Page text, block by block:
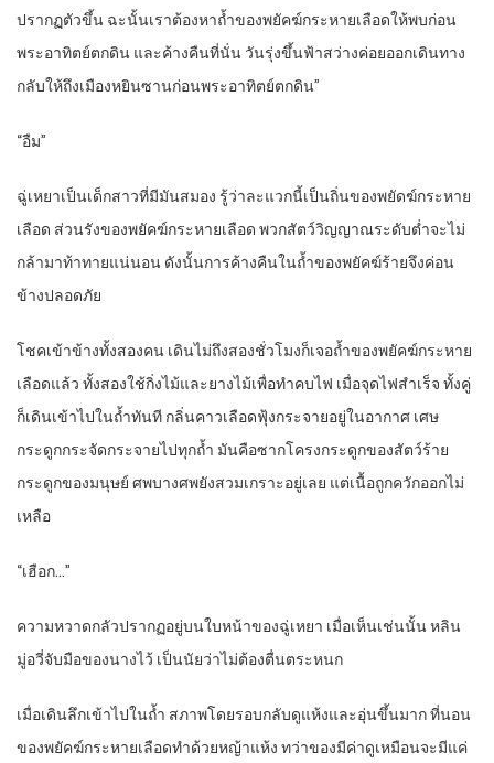
ปรากฏตัวขึ้น ฉะนั้นเราต้องหาถ้ำของพยัคฆ์กระหายเลือดให้พบก่อน
พระอาทิตย์ตกดิน และค้างคืนที่นั่น วันรุ่งขึ้นฟ้าสว่างค่อยออกเดินทาง
กลับให้ถึงเมืองหยินซานก่อนพระอาทิตย์ตกดิน”
“อืม”
ฉู่เหยาเป็นเด็กสาวที่มีมันสมอง รู้ว่าละแวกนี้เป็นถิ่นของพยัดฆ์กระหาย
เลือด ส่วนรังของพยัคฆ์กระหายเลือด พวกสัตว์วิญญาณระดับต่ำจะไม่
กล้ามาท้าทายแน่นอน ดังนั้นการค้างคืนในถ้ำของพยัคฆ์ร้ายจึงค่อน
ข้างปลอดภัย
โชคเข้าข้างทั้งสองคน เดินไม่ถึงสองชั่วโมงก็เจอถ้ำของพยัคฆ์กระหาย
เลือดแล้ว ทั้งสองใช้กิ่งไม้และยางไม้เพื่อทำคบไฟ เมื่อจุดไฟสำเร็จ ทั้งคู่
ก็เดินเข้าไปในถ้ำทันที กลิ่นคาวเลือดฟุ้งกระจายอยู่ในอากาศ เศษ
กระดูกกระจัดกระจายไปทุกถ้ำ มันคือซากโครงกระดูกของสัตว์ร้าย
กระดูกของมนุษย์ ศพบางศพยังสวมเกราะอยู่เลย แต่เนื้อถูกควักออกไม่
เหลือ
“เฮือก…”
ความหวาดกลัวปรากฏอยู่บนใบหน้าของฉู่เหยา เมื่อเห็นเช่นนั้น หลิน
มู่อวี่จับมือของนางไว้ เป็นนัยว่าไม่ต้องตื่นตระหนก
เมื่อเดินลึกเข้าไปในถ้ำ สภาพโดยรอบกลับดูแห้งและอุ่นขึ้นมาก ที่นอน
ของพยัคฆ์กระหายเลือดทำด้วยหญ้าแห้ง ทว่าของมีค่าดูเหมือนจะมีแค่